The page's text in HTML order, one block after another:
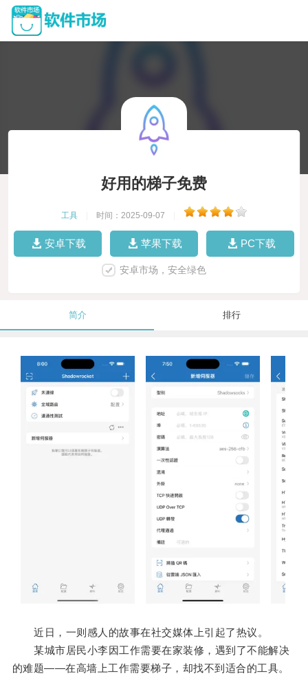
好用的梯子免费
工具 时间：2025-09-07
安卓下载 苹果下载 PC下载
安卓市场，安全绿色
简介 排行
近日，一则感人的故事在社交媒体上引起了热议。
某城市居民小李因工作需要在家装修，遇到了不能解决
的难题——在高墙上工作需要梯子，却找不到适合的工具。